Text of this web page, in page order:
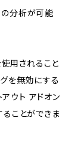
分析が可能
用されること
を無効にする
ウト アドオン
ことができま